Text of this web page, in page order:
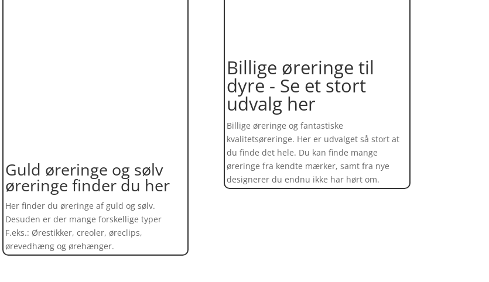
Guld øreringe og sølv
øreringe finder du her
Her finder du øreringe af guld og sølv.
Desuden er der mange forskellige typer
F.eks.: Ørestikker, creoler, øreclips,
ørevedhæng og ørehænger.
Billige øreringe til
dyre - Se et stort
udvalg her
Billige øreringe og fantastiske
kvalitetsøreringe. Her er udvalget så stort at
du finde det hele. Du kan finde mange
øreringe fra kendte mærker, samt fra nye
designerer du endnu ikke har hørt om.